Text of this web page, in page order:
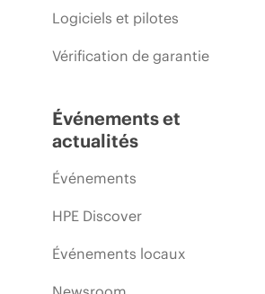
Logiciels et pilotes
Vérification de garantie
Événements et
actualités
Événements
HPE Discover
Événements locaux